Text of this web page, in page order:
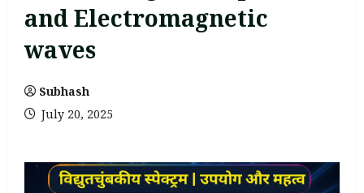
and Electromagnetic
waves
Subhash
July 20, 2025